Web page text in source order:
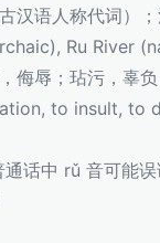
汉语人称代词）
Ru River
侮辱；玷污，辜
to insult, to
话中 rǔ 音可能